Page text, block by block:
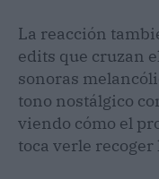
La reacción
edits que cruzan
sonoras
tono nostálgico
viendo cómo el
toca verle recoger